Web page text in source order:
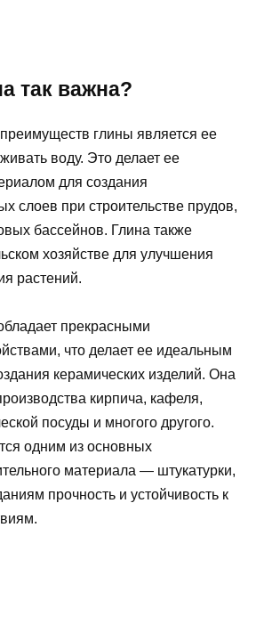
так важна?
глины является ее
воду. Это делает ее
для создания
слоев при строительстве прудов,
бассейнов. Глина также
хозяйстве для улучшения
растений.
прекрасными
что делает ее идеальным
керамических изделий. Она
кирпича, кафеля,
посуды и многого другого.
одним из основных
материала — штукатурки,
прочность и устойчивость к